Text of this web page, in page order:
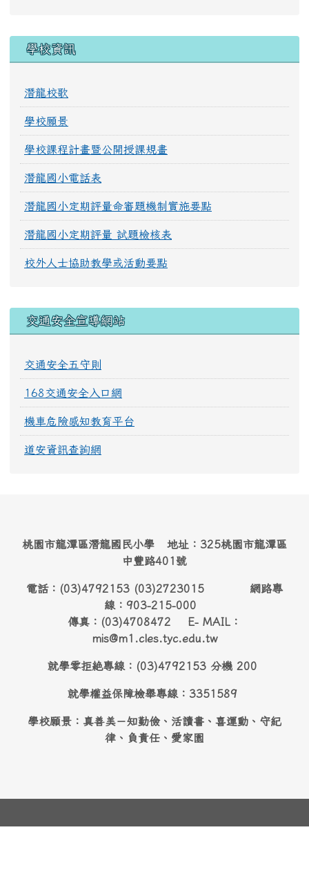
學校資訊
潛龍校歌
學校願景
學校課程計畫暨公開授課規畫
潛龍國小電話表
潛龍國小定期評量命審題機制實施要點
潛龍國小定期評量 試題檢核表
校外人士協助教學或活動要點
交通安全宣導網站
交通安全五守則
168交通安全入口網
機車危險感知教育平台
道安資訊查詢網
桃園市龍潭區潛龍國民小學 地址：325桃園市龍潭區
中豐路401號
電話：(03)4792153 (03)2723015 網路專
線：903-215-000
傳真：(03)4708472 E- MAIL：
mis@m1.cles.tyc.edu.tw
就學零拒絶專線：(03)4792153 分機 200
就學權益保障檢舉專線：3351589
學校願景：真善美－知勤儉、活讀書、喜運動、守紀
律、負責任、愛家園